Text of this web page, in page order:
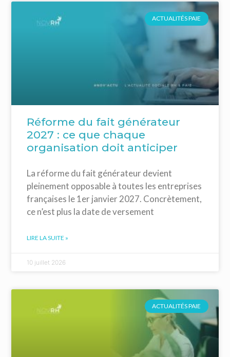
ACTUALITÉS PAIE
Réforme du fait générateur
2027 : ce que chaque
organisation doit anticiper
La réforme du fait générateur devient
pleinement opposable à toutes les entreprises
françaises le 1er janvier 2027. Concrètement,
ce n’est plus la date de versement
LIRE LA SUITE »
10 juillet 2026
ACTUALITÉS PAIE